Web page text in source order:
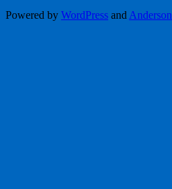
Powered by WordPress and Anderson